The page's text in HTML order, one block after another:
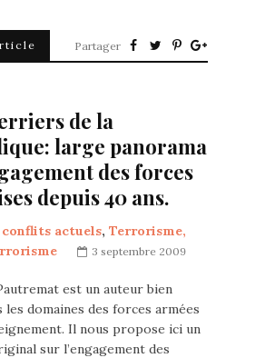
Partager
de la
large panorama
des forces
depuis 40 ans.
actuels, Terrorisme,
3 septembre 2009
est un auteur bien
les domaines des forces armées
Il nous propose ici un
sur l’engagement des